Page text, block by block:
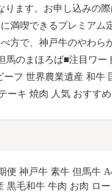
ます。お申し込みの際
満喫できるプレミアム
方で、神戸牛のやわら
馬のまほろば■注目ワー
フ 世界農業遺産 和牛
ーキ 焼肉 人気 おすす
便 神戸牛 素牛 但馬牛
黒毛和牛 牛肉 お肉 ロ